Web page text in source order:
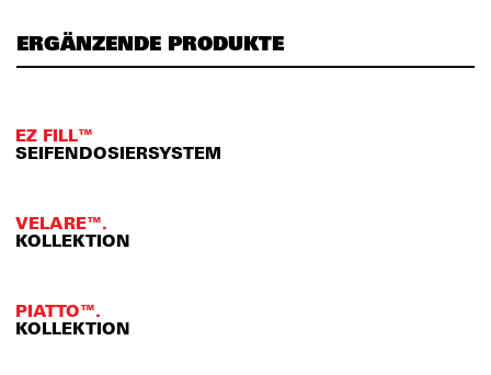
ERGÄNZENDE PRODUKTE
EZ FILL™
SEIFENDOSIERSYSTEM
VELARE™.
KOLLEKTION
PIATTO™.
KOLLEKTION